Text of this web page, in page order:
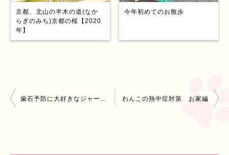
京都、北山の半木の道(なか
らぎのみち)京都の桜【2020
年】
今年初めてのお散歩
投
わんこの熱中症対策 お家編